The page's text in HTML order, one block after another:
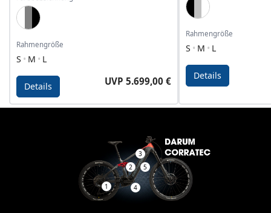
White, Grey, Black
Rahmengröße
S M L
Details UVP 5.699,00 €
Details - E-Power MTC FS Wave Pro Automatic
Black, Dark
Rahmengröße
S M L
Details
Details - E-Power MTC
1
2
3
4
5